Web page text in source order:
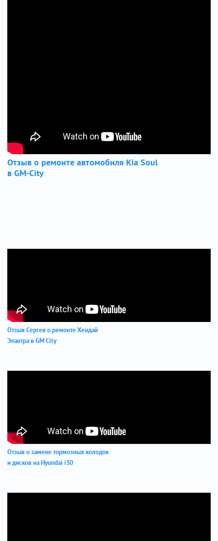
Отзыв о ремонте автомобиля Kia Soul
в GM-City
Отзыв Сергея о ремонте Хендай
Элантра в GM City
Отзыв о замене тормозных колодок
и дисков на Hyundai i30